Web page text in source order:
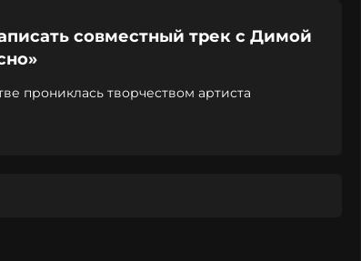
совместный трек с Димой
прониклась творчеством артиста